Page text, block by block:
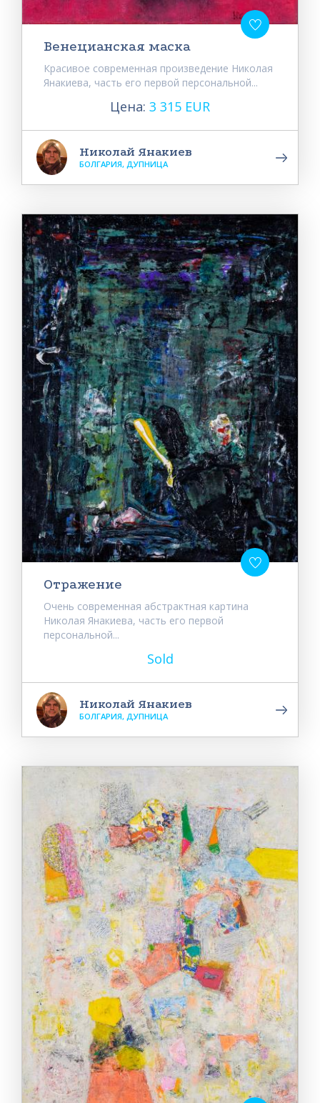
Венецианская маска
Красивое современная произведение Николая
Янакиева, часть его первой персональной...
Цена: 3 315 EUR
Николай Янакиев
БОЛГАРИЯ, ДУПНИЦА
Отражение
Очень современная абстрактная картина
Николая Янакиева, часть его первой
персональной...
Sold
Николай Янакиев
БОЛГАРИЯ, ДУПНИЦА